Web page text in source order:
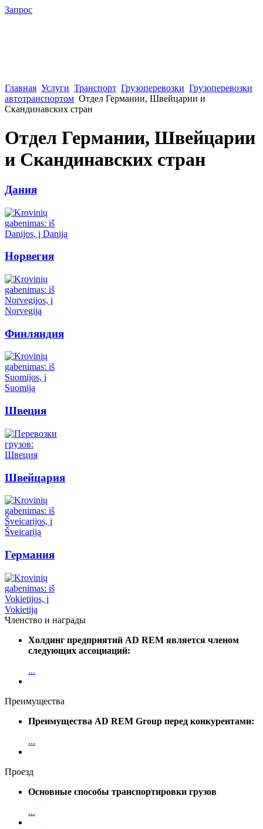
Запрос
Главная Услуги Транспорт Грузоперевозки Грузоперевозки
автотранспортом Отдел Германии, Швейцарии и
Скандинавских стран
Отдел Германии, Швейцарии
и Скандинавских стран
Дания
Норвегия
Финляндия
Швеция
Швейцария
Германия
Членство и награды
Холдинг предприятий AD REM является членом
следующих ассоциаций:
...
Преимущества
Преимущества AD REM Group перед конкурентами:
...
Проезд
Основные способы транспортировки грузов
...